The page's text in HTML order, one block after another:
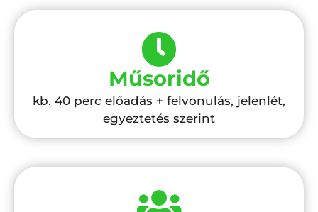
Műsoridő
kb. 40 perc előadás + felvonulás, jelenlét,
egyeztetés szerint